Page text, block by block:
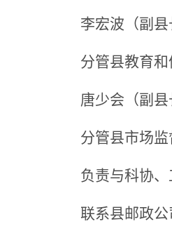
李宏波 （副
分管县教育
唐少会 （副
分管县市场监
负责与科协、
联系县邮政